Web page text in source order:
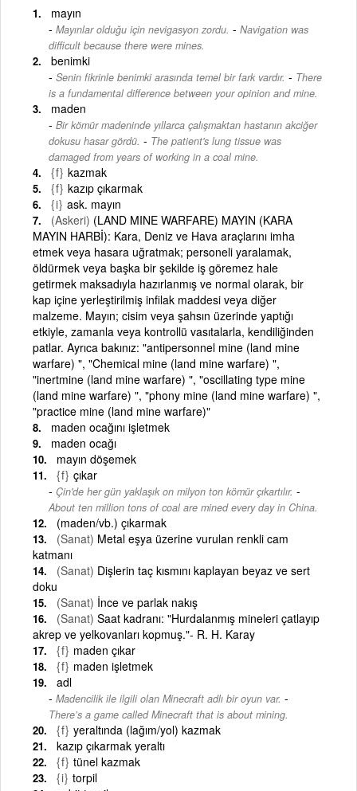
mayın
Mayınlar olduğu için nevigasyon zordu. - Navigation was
difficult because there were mines.
benimki
Senin fikrinle benimki arasında temel bir fark vardır. - There
is a fundamental difference between your opinion and mine.
maden
Bir kömür madeninde yıllarca çalışmaktan hastanın akciğer
dokusu hasar gördü. - The patient's lung tissue was
damaged from years of working in a coal mine.
{f} kazmak
{f} kazıp çıkarmak
{i} ask. mayın
(Askeri) (LAND MINE WARFARE) MAYIN (KARA
MAYIN HARBİ): Kara, Deniz ve Hava araçlarını imha
etmek veya hasara uğratmak; personeli yaralamak,
öldürmek veya başka bir şekilde iş göremez hale
getirmek maksadıyla hazırlanmış ve normal olarak, bir
kap içine yerleştirilmiş infilak maddesi veya diğer
malzeme. Mayın; cisim veya şahsın üzerinde yaptığı
etkiyle, zamanla veya kontrollü vasıtalarla, kendiliğinden
patlar. Ayrıca bakınız: "antipersonnel mine (land mine
warfare) ", "Chemical mine (land mine warfare) ",
"inertmine (land mine warfare) ", "oscillating type mine
(land mine warfare) ", "phony mine (land mine warfare) ",
"practice mine (land mine warfare)"
maden ocağını işletmek
maden ocağı
mayın döşemek
{f} çıkar
Çin'de her gün yaklaşık on milyon ton kömür çıkartılır. -
About ten million tons of coal are mined every day in China.
(maden/vb.) çıkarmak
(Sanat) Metal eşya üzerine vurulan renkli cam
katmanı
(Sanat) Dişlerin taç kısmını kaplayan beyaz ve sert
doku
(Sanat) İnce ve parlak nakış
(Sanat) Saat kadranı: "Hurdalanmış mineleri çatlayıp
akrep ve yelkovanları kopmuş."- R. H. Karay
{f} maden çıkar
{f} maden işletmek
adl
Madencilik ile ilgili olan Minecraft adlı bir oyun var. -
There’s a game called Minecraft that is about mining.
{f} yeraltında (lağım/yol) kazmak
kazıp çıkarmak yeraltı
{f} tünel kazmak
{i} torpil